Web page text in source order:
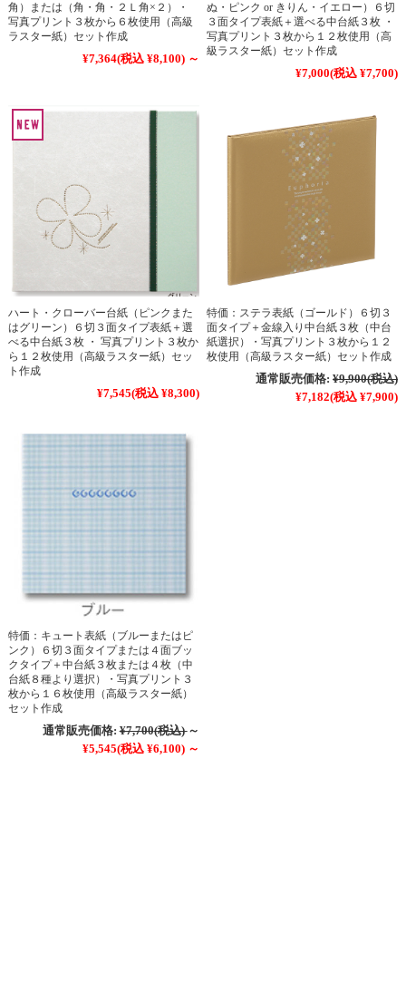
角）または（角・角・２Ｌ角×２）・
写真プリント３枚から６枚使用（高級
ラスター紙）セット作成
¥7,364(税込 ¥8,100) ～
ぬ・ピンク or きりん・イエロー）６切
３面タイプ表紙＋選べる中台紙３枚 ・
写真プリント３枚から１２枚使用（高
級ラスター紙）セット作成
¥7,000(税込 ¥7,700)
ハート・クローバー台紙（ピンクまた
はグリーン）６切３面タイプ表紙＋選
べる中台紙３枚 ・ 写真プリント３枚か
ら１２枚使用（高級ラスター紙）セッ
ト作成
¥7,545(税込 ¥8,300)
特価：ステラ表紙（ゴールド）６切３
面タイプ＋金線入り中台紙３枚（中台
紙選択）・写真プリント３枚から１２
枚使用（高級ラスター紙）セット作成
通常販売価格: ¥9,900(税込)
¥7,182(税込 ¥7,900)
特価：キュート表紙（ブルーまたはピ
ンク）６切３面タイプまたは４面ブッ
クタイプ＋中台紙３枚または４枚（中
台紙８種より選択）・写真プリント３
枚から１６枚使用（高級ラスター紙）
セット作成
通常販売価格: ¥7,700(税込) ～
¥5,545(税込 ¥6,100) ～